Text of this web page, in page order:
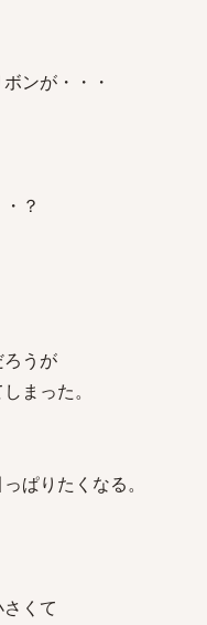
ンが・・・
・・？
うが
まった。
ぱりたくなる。
くて